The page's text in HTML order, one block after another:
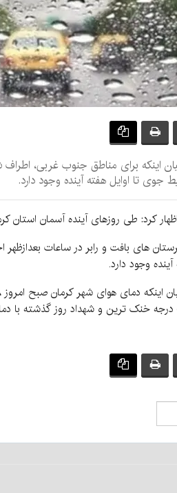
اینکه برای مناطق جنوب غربی، اطراف
تا اوایل هفته آینده وجود دارد.
کرد: طی روزهای آینده آسمان
های بافت و رابر در ساعات بعدازظهر
وجود دارد.
روز گذشته با دمای ۳۷ درجه گرم ترین نقطه استان